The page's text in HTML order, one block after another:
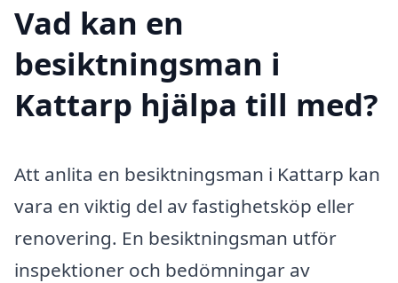
Vad kan en
besiktningsman i
Kattarp hjälpa till med?
Att anlita en besiktningsman i Kattarp kan
vara en viktig del av fastighetsköp eller
renovering. En besiktningsman utför
inspektioner och bedömningar av